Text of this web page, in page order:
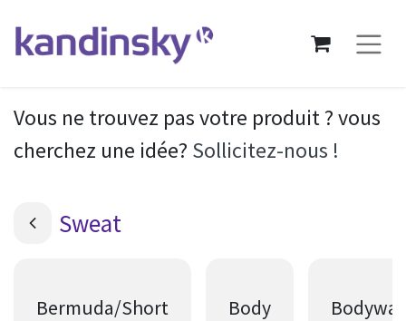
Vous ne trouvez pas votre produit ? vous
cherchez une idée? Sollicitez-nous !
Sweat
Bermuda/Short Body